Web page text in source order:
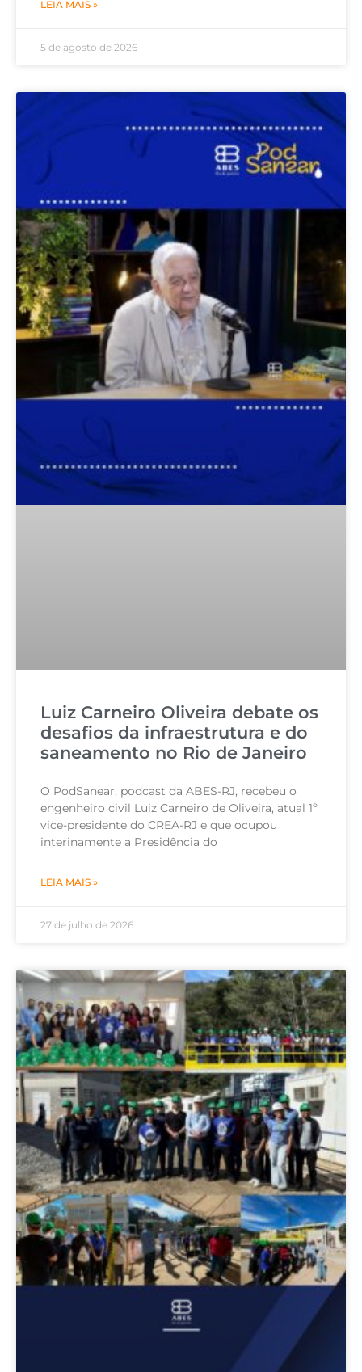
LEIA MAIS »
5 de agosto de 2026
Luiz Carneiro Oliveira debate os
desafios da infraestrutura e do
saneamento no Rio de Janeiro
O PodSanear, podcast da ABES-RJ, recebeu o
engenheiro civil Luiz Carneiro de Oliveira, atual 1º
vice-presidente do CREA-RJ e que ocupou
interinamente a Presidência do
LEIA MAIS »
27 de julho de 2026